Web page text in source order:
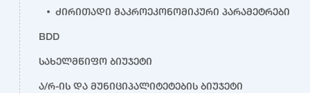
ძირითადი მაკროეკონომიკური პარამეტრები
BDD
სახელმწიფო ბიუჯეტი
ა/რ-ის და მუნიციპალიტეტების ბიუჯეტი